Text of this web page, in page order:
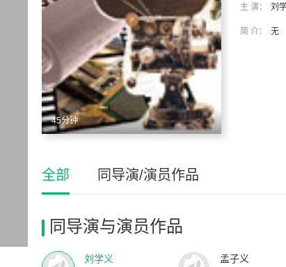
45分钟
主 演：
刘
简 介： 无
全部 同导演/演员作品
同导演与演员作品
刘学义 孟子义